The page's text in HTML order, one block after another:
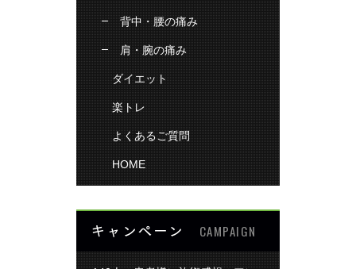
背中・腰の痛み
肩・腕の痛み
ダイエット
楽トレ
よくあるご質問
HOME
キャンペーン CAMPAIGN